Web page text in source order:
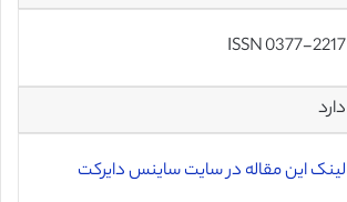
ISSN 0377-2217
دارد
لینک این مقاله در سایت ساینس دایرکت